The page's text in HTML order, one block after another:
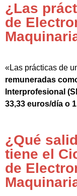
¿Las
de
«Las prácticas de
remuneradas
Interprofesional
33,33 euros/día o
¿Qué
tiene el
de